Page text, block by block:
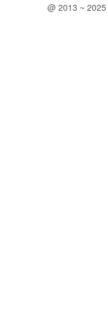
@ 2013 ~ 2025